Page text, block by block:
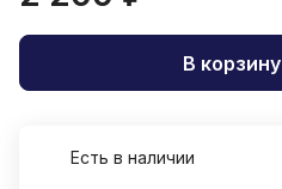
В корзину
Есть в наличии